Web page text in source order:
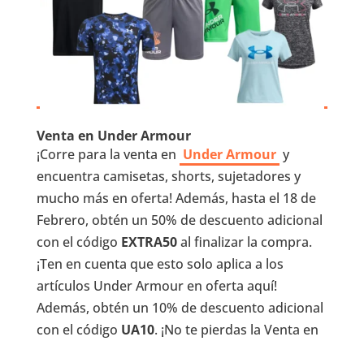
Venta en Under Armour
¡Corre para la venta en Under Armour y
encuentra camisetas, shorts, sujetadores y
mucho más en oferta! Además, hasta el 18 de
Febrero, obtén un 50% de descuento adicional
con el código EXTRA50al finalizar la compra.
¡Ten en cuenta que esto solo aplica a los
artículos Under Armour en oferta aquí!
Además, obtén un 10% de descuento adicional
con el código UA10. ¡No te pierdas la Venta en